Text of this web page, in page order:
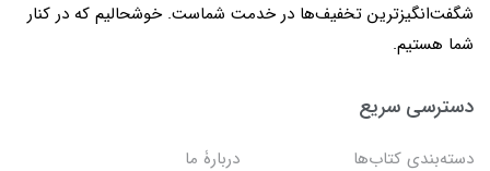
شگفت‌انگیزترین تخفیف‌ها در خدمت شماست. خوشحالیم که در کنار
شما هستیم.
دسترسی سریع
دسته‌بندی کتاب‌ها
دربارۀ ما